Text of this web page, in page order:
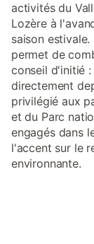
activités du
Lozère à
saison
permet de
conseil d'initié
directement
privilégié aux
et du Parc
engagés dans
l'accent sur le
environnante.